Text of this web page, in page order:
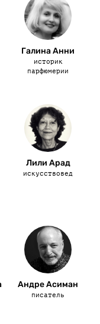
Галина Анни
историк
парфюмерии
Лили Арад
искусствовед
Андре Асиман
писатель